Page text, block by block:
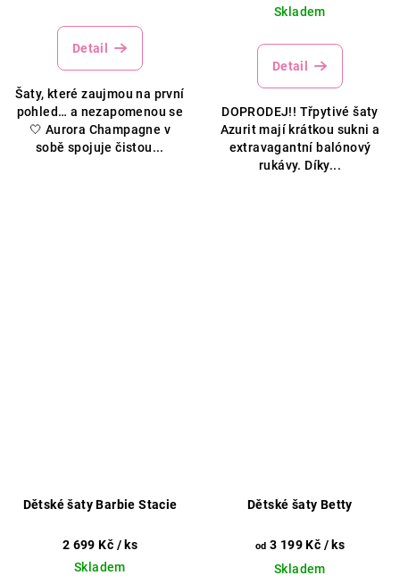
Detail
Šaty, které zaujmou na první
pohled… a nezapomenou se
🤍 Aurora Champagne v
sobě spojuje čistou...
Skladem
Detail
DOPRODEJ!! Třpytivé šaty
Azurit mají krátkou sukni a
extravagantní balónový
rukávy. Díky...
Dětské šaty Barbie Stacie
2 699 Kč / ks
Skladem
Dětské šaty Betty
od 3 199 Kč / ks
Skladem